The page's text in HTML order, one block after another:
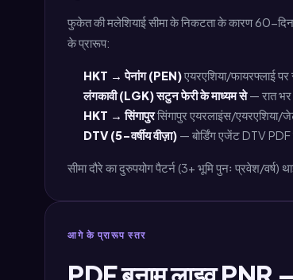
फुकेत की मलेशियाई सीमा के निकटता के कारण 60-दिन
के प्रारूप:
HKT → पेनांग (PEN)एयरएशिया/फायरफ्लाई
लंगकावी (LGK) सटुन फेरी के माध्यम से— रात
HKT → सिंगापुरसिंगापुर एयरलाइंस/एयरएशिया/
DTV (5-वर्षीय वीज़ा) — बोर्डिंग एजेंट DTV
सीमा दौरे का दुरुपयोग पैटर्न (3+ भूमि पुनः प्रवेश/वर्ष)
आगे के प्रारूप स्तर